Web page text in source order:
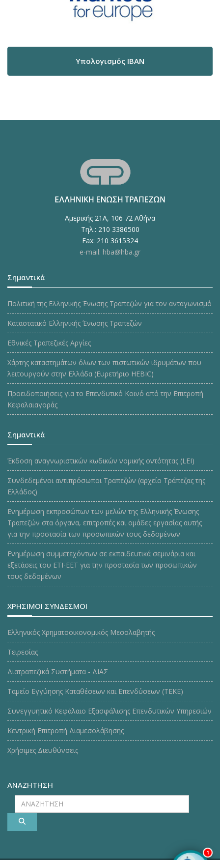
1
Υπολογισμός IBAN
Αμερικής 21Α, 106 72 Αθήνα
Τηλ.: 210 3386500
Fax: 210 3615324
e-mail: hba@hba.gr
Σημαντικά
Πολιτική της Ελληνικής Ένωσης Τραπεζών για τον ανταγωνισμό
Καταστατικό Ελληνικής Ένωσης Τραπεζών
Εθνικές Τραπεζικές Αργίες
Χάρτης καταστημάτων όλων των πιστωτικών ιδρυμάτων που
λειτουργούν στην Ελλάδα (Ευρετήριο HEBIC)
Προειδοποιήσεις για το Επενδυτικό Κοινό από την Επιτροπή
Κεφαλαιαγοράς
Σημαντικά
Έκδοση αναγνωριστικών κωδικών νομικής οντότητας (LEI)
Συνδεδεμένοι αντιπρόσωποι Τραπεζών (αρχείο Τράπεζας της
Ελλάδος)
Ενημέρωση εκπροσώπων των μελών της Ελληνικής Ένωσης
Τραπεζών στα όργανα, επιτροπές και ομάδες εργασίας αυτής
για την προστασία των προσωπικών τους δεδομένων
Ενημέρωση συμμετεχόντων σε εκπαιδευτικά σεμινάρια και
εξετάσεις του ΕΤΙ-ΕΕΤ για την προστασία των προσωπικών
τους δεδομένων
ΧΡΗΣΙΜΟΙ ΣΥΝΔΕΣΜΟΙ
Ελληνικός Χρηματοοικονομικός Μεσολαβητής
Τειρεσίας
Διατραπεζικά Συστήματα - ΔΙΑΣ
Ταμείο Εγγύησης Καταθέσεων και Επενδύσεων (ΤΕΚE)
Συνεγγυητικό Κεφάλαιο Εξασφάλισης Επενδυτικών Υπηρεσιών
Κεντρική Επιτροπή Διαμεσολάβησης
Χρήσιμες Διευθύνσεις
ΑΝΑΖΗΤΗΣΗ
ΑΝΑΖΗΤΗΣΗ